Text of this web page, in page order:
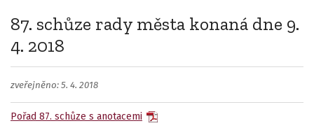
87. schůze rady města konaná dne 9.
4. 2018
zveřejněno: 5. 4. 2018
Pořad 87. schůze s anotacemi